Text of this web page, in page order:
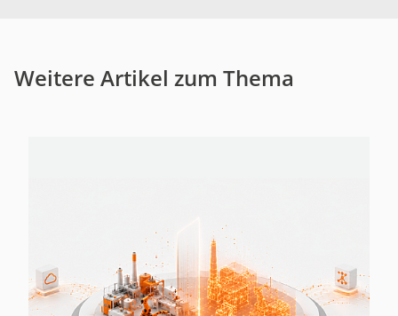
Weitere Artikel zum Thema